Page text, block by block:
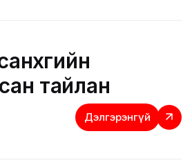
тайлан
Дэлгэрэнгүй